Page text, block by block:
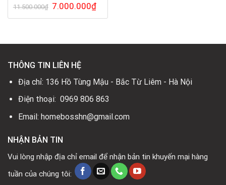
11.500.000₫ Giá
gốc
là:
7.000.000₫Giá
hiện
tại
THÔNG TIN LIÊN HỆ
Địa chỉ: 136 Hồ Tùng Mậu - Bắc Từ Liêm - Hà Nội
Điện thoại: 0969 806 863
Email: homebosshn@gmail.com
NHẬN BẢN TIN
Vui lòng nhập địa chỉ email để nhận bản tin khuyến mại hàng
tuần của chúng tôi: